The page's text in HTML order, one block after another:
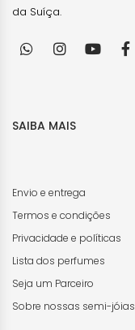
da Suíça.
SAIBA MAIS
Envio e entrega
Termos e condições
Privacidade e políticas
Lista dos perfumes
Seja um Parceiro
Sobre nossas semi-jóias